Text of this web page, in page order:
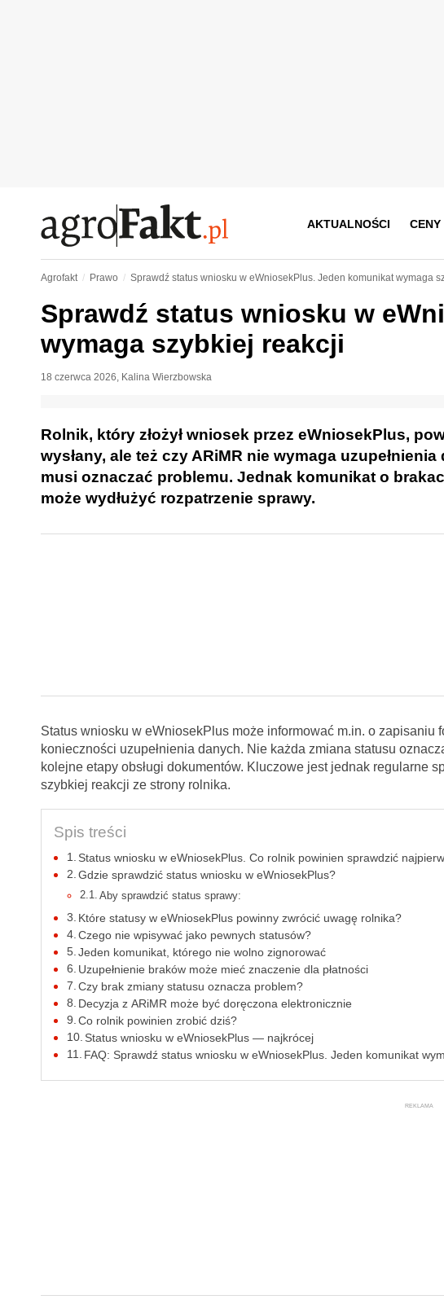
AKTUALNOŚCI
Agrofakt Prawo Sprawdź status wniosku w eWniosekPlus. Jeden komunikat wymaga
Sprawdź status wniosku w
wymaga szybkiej reakcji
18 czerwca 2026, Kalina Wierzbowska
Rolnik, który złożył wniosek przez eWniosekPlus,
wysłany, ale też czy ARiMR nie wymaga
musi oznaczać problemu. Jednak komunikat o
może wydłużyć rozpatrzenie sprawy.
Status wniosku w eWniosekPlus może informować m.in. o zapisaniu
konieczności uzupełnienia danych. Nie każda zmiana statusu
kolejne etapy obsługi dokumentów. Kluczowe jest jednak regularne
szybkiej reakcji ze strony rolnika.
Spis treści
Status wniosku w eWniosekPlus. Co rolnik powinien sprawdzić
Gdzie sprawdzić status wniosku w eWniosekPlus?
Aby sprawdzić status sprawy:
Które statusy w eWniosekPlus powinny zwrócić uwagę rolnika?
Czego nie wpisywać jako pewnych statusów?
Jeden komunikat, którego nie wolno zignorować
Uzupełnienie braków może mieć znaczenie dla płatności
Czy brak zmiany statusu oznacza problem?
Decyzja z ARiMR może być doręczona elektronicznie
Co rolnik powinien zrobić dziś?
Status wniosku w eWniosekPlus — najkrócej
FAQ: Sprawdź status wniosku w eWniosekPlus. Jeden komunikat
REKLAMA